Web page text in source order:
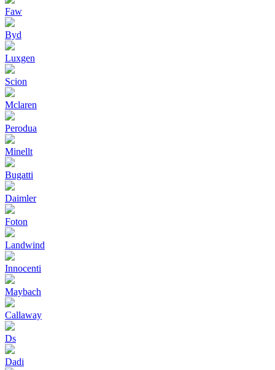
Faw
Byd
Luxgen
Scion
Mclaren
Perodua
Minellt
Bugatti
Daimler
Foton
Landwind
Innocenti
Maybach
Callaway
Ds
Dadi